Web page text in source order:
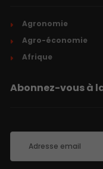
Agronomie
Agro-économie
Afrique
Abonnez-vous à